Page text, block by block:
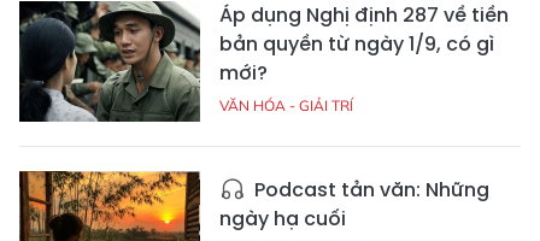
Áp dụng Nghị định 287 về tiền
bản quyền từ ngày 1/9, có gì
mới?
VĂN HÓA - GIẢI TRÍ
Podcast tản văn: Những
ngày hạ cuối